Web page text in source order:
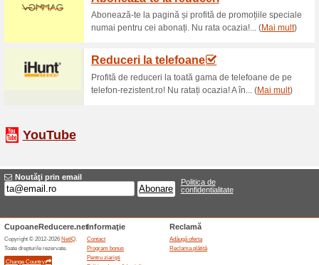
30 % reducere
51% a funcţionat Oferte-
Card Cadou Altex
55% a funcţionat Oferte-